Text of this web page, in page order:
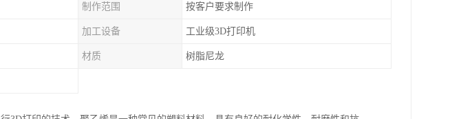
制作范围 按客户要求制作
加工设备 工业级3D打印机
材质 树脂尼龙